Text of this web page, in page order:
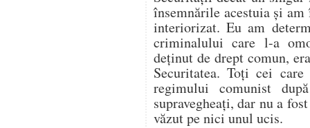
însemnările acestuia şi
interiorizat. Eu am
criminalului care l-a
deţinut de drept comun,
Securitatea. Toţi cei
regimului comunist
supravegheaţi, dar nu a
văzut pe nici unul ucis.